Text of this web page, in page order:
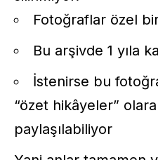
Fotoğraflar özel
Bu arşivde 1 yıla
İstenirse bu
“özet hikâyeler”
paylaşılabiliyor